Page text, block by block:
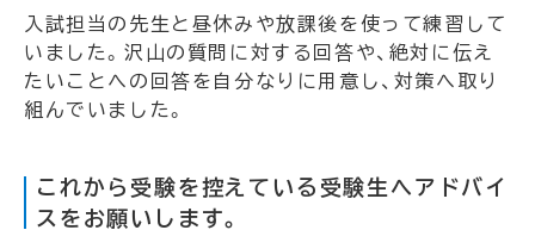
入試担当の先生と昼休みや放課後を使って練習して
いました。沢山の質問に対する回答や、絶対に伝え
たいことへの回答を自分なりに用意し、対策へ取り
組んでいました。
これから受験を控えている受験生へアドバイ
スをお願いします。